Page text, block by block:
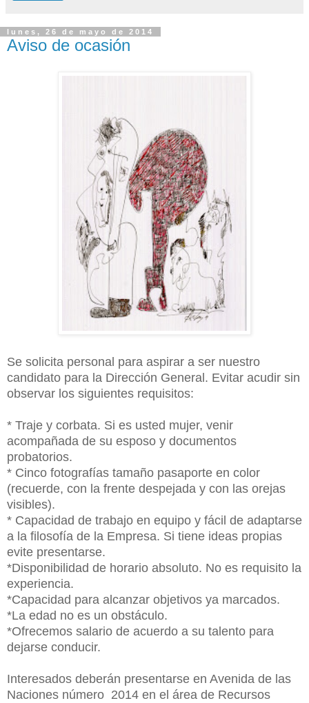
lunes, 26 de mayo de 2014
Aviso de ocasión
Se solicita personal para aspirar a ser nuestro
candidato para la Dirección General. Evitar acudir sin
observar los siguientes requisitos:
* Traje y corbata. Si es usted mujer, venir
acompañada de su esposo y documentos
probatorios.
* Cinco fotografías tamaño pasaporte en color
(recuerde, con la frente despejada y con las orejas
visibles).
* Capacidad de trabajo en equipo y fácil de adaptarse
a la filosofía de la Empresa. Si tiene ideas propias
evite presentarse.
*Disponibilidad de horario absoluto. No es requisito la
experiencia.
*Capacidad para alcanzar objetivos ya marcados.
*La edad no es un obstáculo.
*Ofrecemos salario de acuerdo a su talento para
dejarse conducir.
Interesados deberán presentarse en Avenida de las
Naciones número 2014 en el área de Recursos